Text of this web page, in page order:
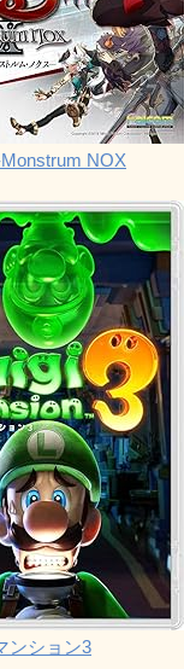
NOX
ンション3